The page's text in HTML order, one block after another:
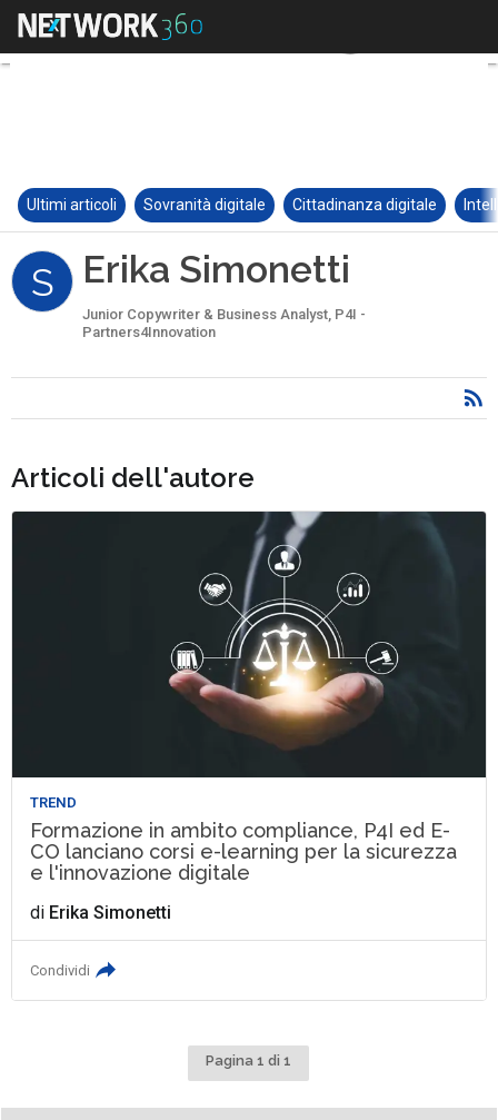
Ultimi articoli Sovranità digitale Cittadinanza digitale
S Erika Simonetti
Junior Copywriter & Business Analyst, P4I -
Partners4Innovation
Articoli dell'autore
TREND
Formazione in ambito compliance, P4I ed E-
CO lanciano corsi e-learning per la sicurezza
e l'innovazione digitale
di Erika Simonetti
Condividi
Pagina 1 di 1